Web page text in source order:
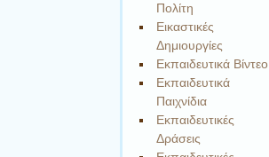
Πολίτη
Εικαστικές
Δημιουργίες
Εκπαιδευτικά Βίντεο
Εκπαιδευτικά
Παιχνίδια
Εκπαιδευτικές
Δράσεις